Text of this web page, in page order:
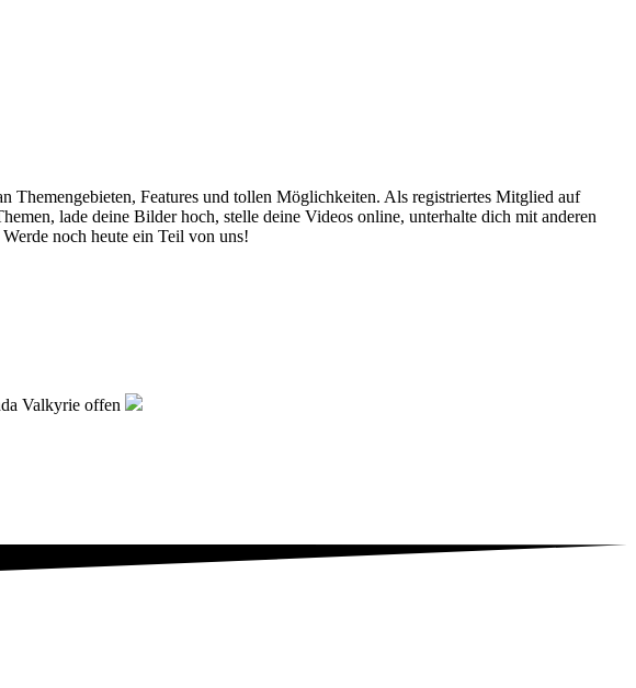
Themengebieten, Features und tollen Möglichkeiten. Als registriertes Mitglied auf
lade deine Bilder hoch, stelle deine Videos online, unterhalte dich mit anderen
noch heute ein Teil von uns!
Valkyrie offen